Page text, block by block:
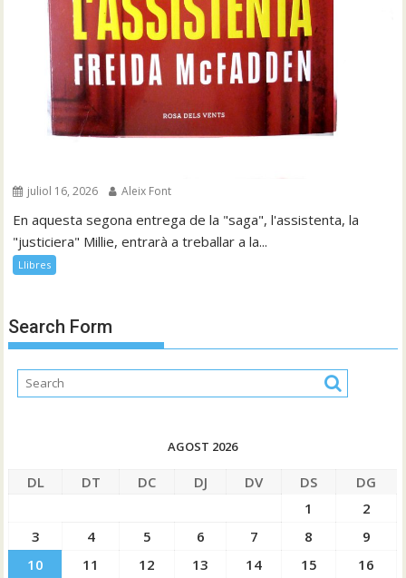
juliol 16, 2026 Aleix Font
En aquesta segona entrega de la "saga", l'assistenta, la
"justiciera" Millie, entrarà a treballar a la...
Llibres
Search Form
AGOST 2026
DL DT DC DJ DV DS
DG
1
2
3
4 5 6 7 8
9
10
11 12 13 14 15
16